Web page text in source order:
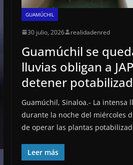
GUAMÚCHIL
30 julio, 2026 realidadenred
Guamúchil se
lluvias obligan a
detener
Guamúchil, Sinaloa.- La intensa
durante la noche del miércoles
de operar las plantas
Leer más